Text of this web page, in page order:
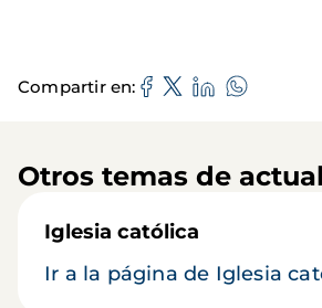
Compartir en
Otros temas de
Iglesia católica
Ir a la página de Iglesia